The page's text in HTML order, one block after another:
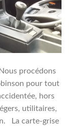
procédons
pour tout
hors
utilitaires,
La carte-grise